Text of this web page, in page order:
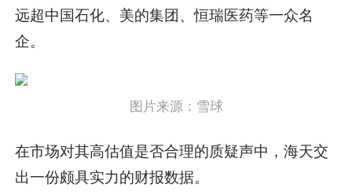
远超中国石化、美的集团、恒瑞医药等一众名
企。
图片来源：雪球
在市场对其高估值是否合理的质疑声中，海天交
出一份颇具实力的财报数据。